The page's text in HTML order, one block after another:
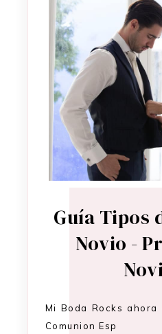
Guía Tipos
Novio -
Mi Boda Rocks ahora
Comunion Esp